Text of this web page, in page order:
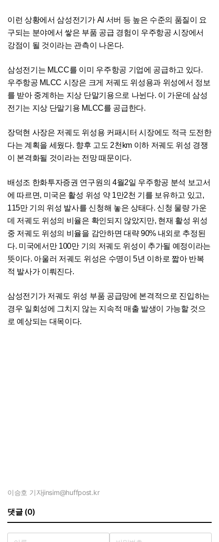
이런 상황에서 삼성전기가 AI 서버 등 높은 수준의 품질이 요
구되는 분야에서 쌓은 부품 공급 경험이 우주항공 시장에서
강점이 될 것이라는 관측이 나온다.
삼성전기는 MLCC를 이미 우주항공 기업에 공급하고 있다.
우주항공 MLCC 시장은 크게 저궤도 위성용과 위성에서 정보
를 받아 중계하는 지상 단말기용으로 나뉜다. 이 가운데 삼성
전기는 지상 단말기용 MLCC를 공급한다.
장덕현 사장은 저궤도 위성용 커패시터 시장에도 적극 도전한
다는 계획을 세웠다. 향후 고도 2천km 이하 저궤도 위성 경쟁
이 본격화될 것이라는 전망 때문이다.
배성조 한화투자증권 연구원의 4월2일 우주항공 분석 보고서
에 따르면, 미국은 활성 위성 약 1만2천 기를 보유하고 있고,
115만 기의 위성 발사를 신청해 놓은 상태다. 신청 물량 가운
데 저궤도 위성의 비율은 확인되지 않았지만, 현재 활성 위성
중 저궤도 위성의 비율을 감안하면 대략 90% 내외로 추정된
다. 미국에서만 100만 기의 저궤도 위성이 추가될 예정이라는
뜻이다. 아울러 저궤도 위성은 수명이 5년 이하로 짧아 반복
적 발사가 이뤄진다.
삼성전기가 저궤도 위성 부품 공급망에 본격적으로 진입하는
경우 일회성에 그치지 않는 지속적 매출 발생이 가능할 것으
로 예상되는 대목이다.
이승호 기자jinsim@huffpost.kr
댓글 (0)